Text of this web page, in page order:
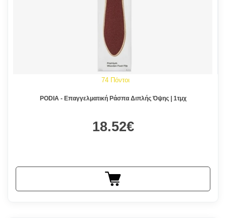
74 Πόντοι
PODIA - Επαγγελματική Ράσπα Διπλής Όψης | 1τμχ
18.52€